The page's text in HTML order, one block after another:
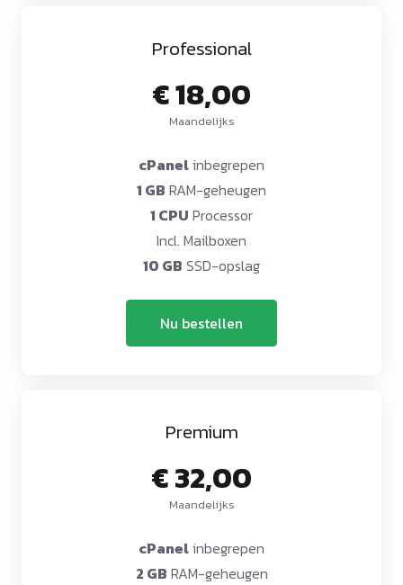
Professional
€ 18,00
Maandelijks
cPanelinbegrepen
1 GB RAM-geheugen
1 CPU Processor
Incl. Mailboxen
10 GB SSD-opslag
Nu bestellen
Premium
€ 32,00
Maandelijks
cPanelinbegrepen
2 GB RAM-geheugen